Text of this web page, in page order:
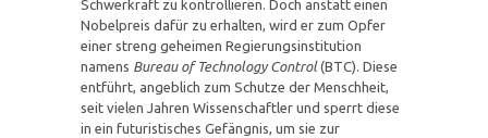
Schwerkraft zu kontrollieren. Doch anstatt einen
Nobelpreis dafür zu erhalten, wird er zum Opfer
einer streng geheimen Regierungsinstitution
namens Bureau of Technology Control(BTC). Diese
entführt, angeblich zum Schutze der Menschheit,
seit vielen Jahren Wissenschaftler und sperrt diese
in ein futuristisches Gefängnis, um sie zur